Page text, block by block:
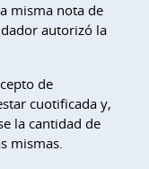
misma nota de
autorizó la
de
cuotificada y,
la cantidad de
mismas.